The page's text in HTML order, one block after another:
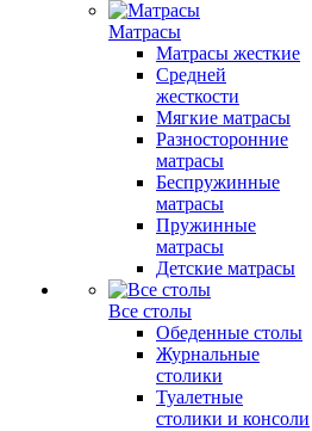
Матрасы
Матрасы жесткие
Средней
жесткости
Мягкие матрасы
Разносторонние
матрасы
Беспружинные
матрасы
Пружинные
матрасы
Детские матрасы
Все столы
Обеденные столы
Журнальные
столики
Туалетные
столики и консоли